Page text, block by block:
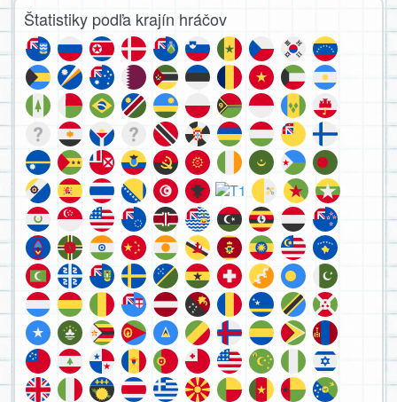
Štatistiky podľa krajín hráčov